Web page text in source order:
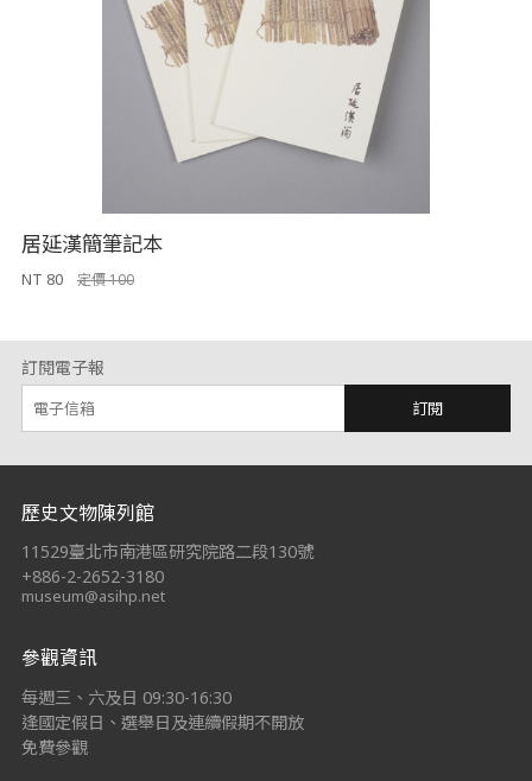
居延漢簡筆記本
NT 80 定價 100
訂閱電子報
訂閱
:::
歷史文物陳列館
11529臺北市南港區研究院路二段130號
+886-2-2652-3180
museum@asihp.net
參觀資訊
每週三、六及日 09:30-16:30
逢國定假日、選舉日及連續假期不開放
免費參觀